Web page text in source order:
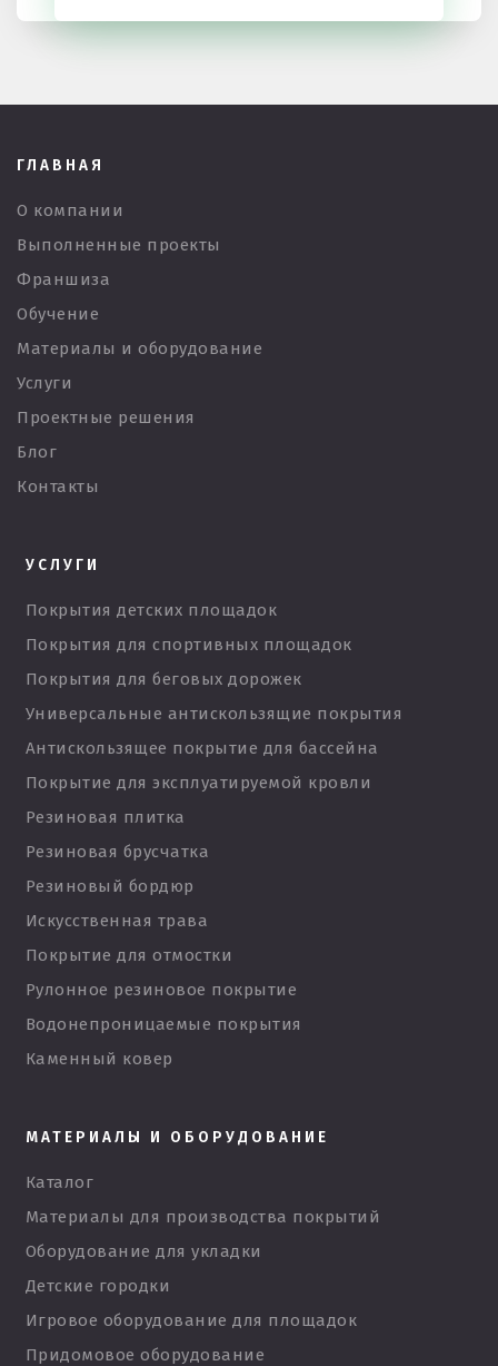
ГЛАВНАЯ
О компании
Выполненные проекты
Франшиза
Обучение
Материалы и оборудование
Услуги
Проектные решения
Блог
Контакты
УСЛУГИ
Покрытия детских площадок
Покрытия для спортивных площадок
Покрытия для беговых дорожек
Универсальные антискользящие покрытия
Антискользящее покрытие для бассейна
Покрытие для эксплуатируемой кровли
Резиновая плитка
Резиновая брусчатка
Резиновый бордюр
Искусственная трава
Покрытие для отмостки
Рулонное резиновое покрытие
Водонепроницаемые покрытия
Каменный ковер
МАТЕРИАЛЫ И ОБОРУДОВАНИЕ
Каталог
Материалы для производства покрытий
Оборудование для укладки
Детские городки
Игровое оборудование для площадок
Придомовое оборудование